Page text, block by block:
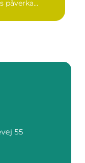
påverka...